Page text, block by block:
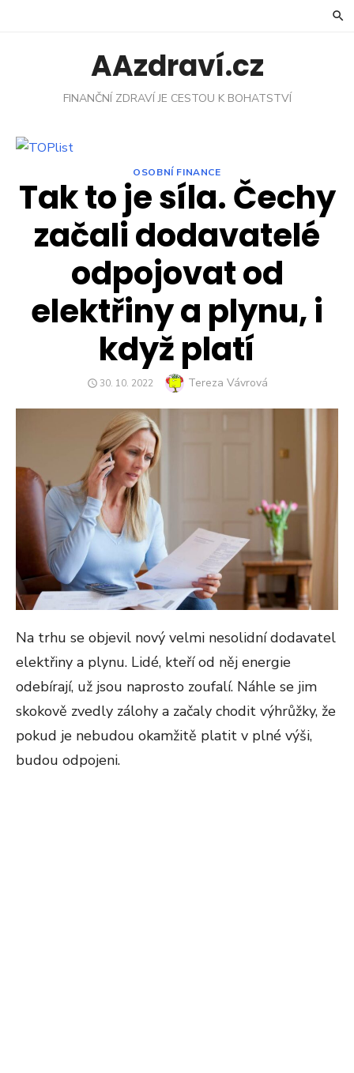
AAzdraví.cz
FINANČNÍ ZDRAVÍ JE CESTOU K BOHATSTVÍ
OSOBNÍ FINANCE
Tak to je síla. Čechy
začali dodavatelé
odpojovat od
elektřiny a plynu, i
když platí
POSTED
30. 10. 2022 Author
Tereza Vávrová
Na trhu se objevil nový velmi nesolidní dodavatel
elektřiny a plynu. Lidé, kteří od něj energie
odebírají, už jsou naprosto zoufalí. Náhle se jim
skokově zvedly zálohy a začaly chodit výhrůžky, že
pokud je nebudou okamžitě platit v plné výši,
budou odpojeni.